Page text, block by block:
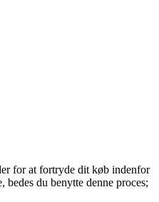
for at fortryde dit køb indenfor
bedes du benytte denne proces;